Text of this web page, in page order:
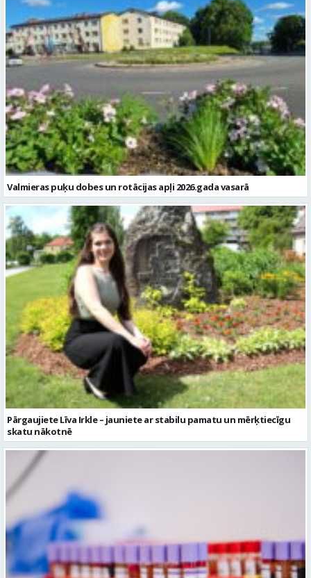
Valmieras puķu dobes un rotācijas apļi 2026.gada vasarā
Pārgaujiete Līva Irkle – jauniete ar stabilu pamatu un mērķtiecīgu
skatu nākotnē